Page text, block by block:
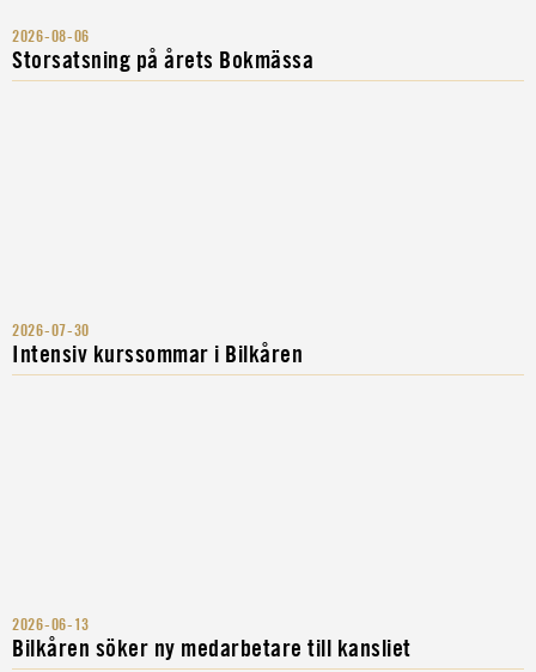
2026-08-06
Storsatsning på årets Bokmässa
2026-07-30
Intensiv kurssommar i Bilkåren
2026-06-13
Bilkåren söker ny medarbetare till kansliet